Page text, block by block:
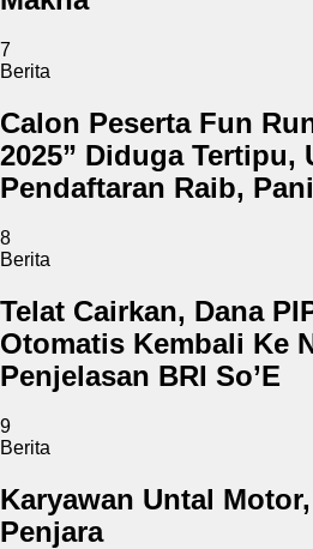
7
Berita
Calon Peserta Fun
2025” Diduga Tertipu,
Pendaftaran Raib,
8
Berita
Telat Cairkan, Dana
Otomatis Kembali Ke
Penjelasan BRI So’E
9
Berita
Karyawan Untal
Penjara